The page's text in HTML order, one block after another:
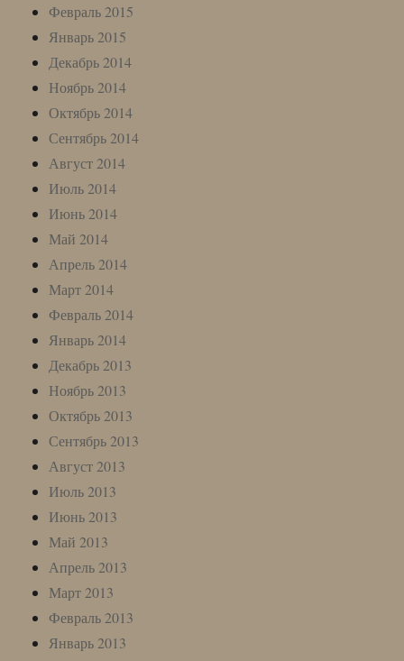
Февраль 2015
Январь 2015
Декабрь 2014
Ноябрь 2014
Октябрь 2014
Сентябрь 2014
Август 2014
Июль 2014
Июнь 2014
Май 2014
Апрель 2014
Март 2014
Февраль 2014
Январь 2014
Декабрь 2013
Ноябрь 2013
Октябрь 2013
Сентябрь 2013
Август 2013
Июль 2013
Июнь 2013
Май 2013
Апрель 2013
Март 2013
Февраль 2013
Январь 2013